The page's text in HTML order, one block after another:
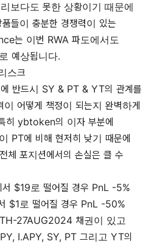
보다도 못한 상황이기 때문에
들이 충분한 경쟁력이 있는
는 이번 RWA 파도에서도
예상됩니다.
스크
반드시 SY & PT & YT의 관계를
어떻게 책정이 되는지 완벽하게
히 ybtoken의 이자 부분에
PT에 비해 현저히 낮기 때문에
체 포지션에서의 손실은 클 수
$19로 떨어질 경우 PnL -5%
$1로 떨어질 경우 PnL -50%
27AUG2024 채권이 있고
I.APY, SY, PT 그리고 YT의